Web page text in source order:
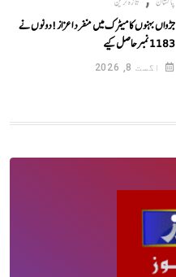
جڑواں بہنوں کا میٹرک میں منفرد اعزاز!دونوں نے
1183نمبرحاصل کیے
اگست 8, 2026